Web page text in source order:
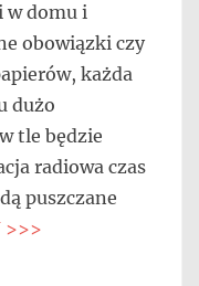
w domu i
obowiązki czy
każda
dużo
tle będzie
radiowa czas
puszczane
>>>